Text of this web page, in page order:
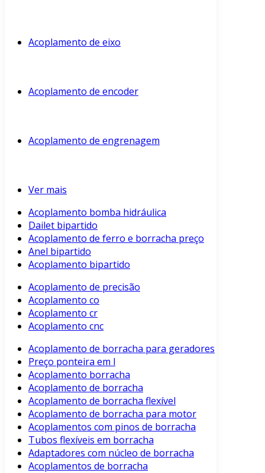
Acoplamento de eixo
Acoplamento de encoder
Acoplamento de engrenagem
Ver mais
Acoplamento bomba hidráulica
Dailet bipartido
Acoplamento de ferro e borracha preço
Anel bipartido
Acoplamento bipartido
Acoplamento de precisão
Acoplamento co
Acoplamento cr
Acoplamento cnc
Acoplamento de borracha para geradores
Preço ponteira em l
Acoplamento borracha
Acoplamento de borracha
Acoplamento de borracha flexível
Acoplamento de borracha para motor
Acoplamentos com pinos de borracha
Tubos flexíveis em borracha
Adaptadores com núcleo de borracha
Acoplamentos de borracha